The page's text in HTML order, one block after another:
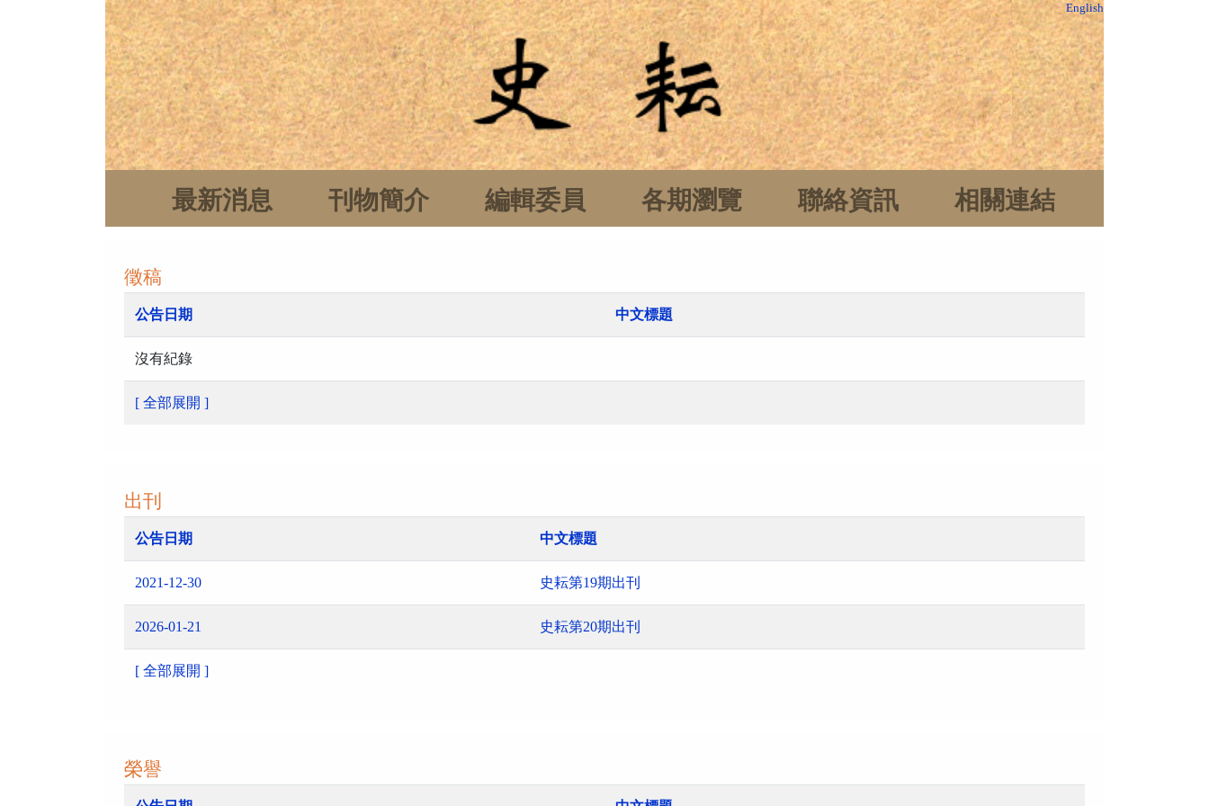
English
最新消息 刊物簡介 編輯委員 各期瀏覽 聯絡資訊 相關連結
徵稿
公告日期 中文標題
沒有紀錄
[ 全部展開 ]
出刊
公告日期 中文標題
2021-12-30 史耘第19期出刊
2026-01-21 史耘第20期出刊
[ 全部展開 ]
榮譽